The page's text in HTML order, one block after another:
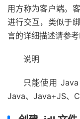
用方称为客户端。
进行交互，类似于
言的详细描述请参
说明
只能使用
Java、Java+JS、